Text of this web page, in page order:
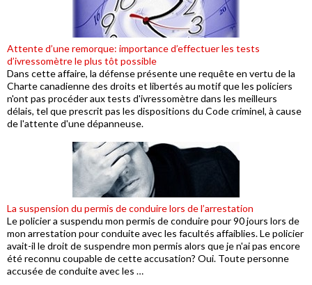
Attente d’une remorque: importance d’effectuer les tests
d’ivressomètre le plus tôt possible
Dans cette affaire, la défense présente une requête en vertu de la
Charte canadienne des droits et libertés au motif que les policiers
n'ont pas procéder aux tests d'ivressomètre dans les meilleurs
délais, tel que prescrit pas les dispositions du Code criminel, à cause
de l'attente d'une dépanneuse.
La suspension du permis de conduire lors de l’arrestation
Le policier a suspendu mon permis de conduire pour 90 jours lors de
mon arrestation pour conduite avec les facultés affaiblies. Le policier
avait-il le droit de suspendre mon permis alors que je n'ai pas encore
été reconnu coupable de cette accusation? Oui. Toute personne
accusée de conduite avec les …